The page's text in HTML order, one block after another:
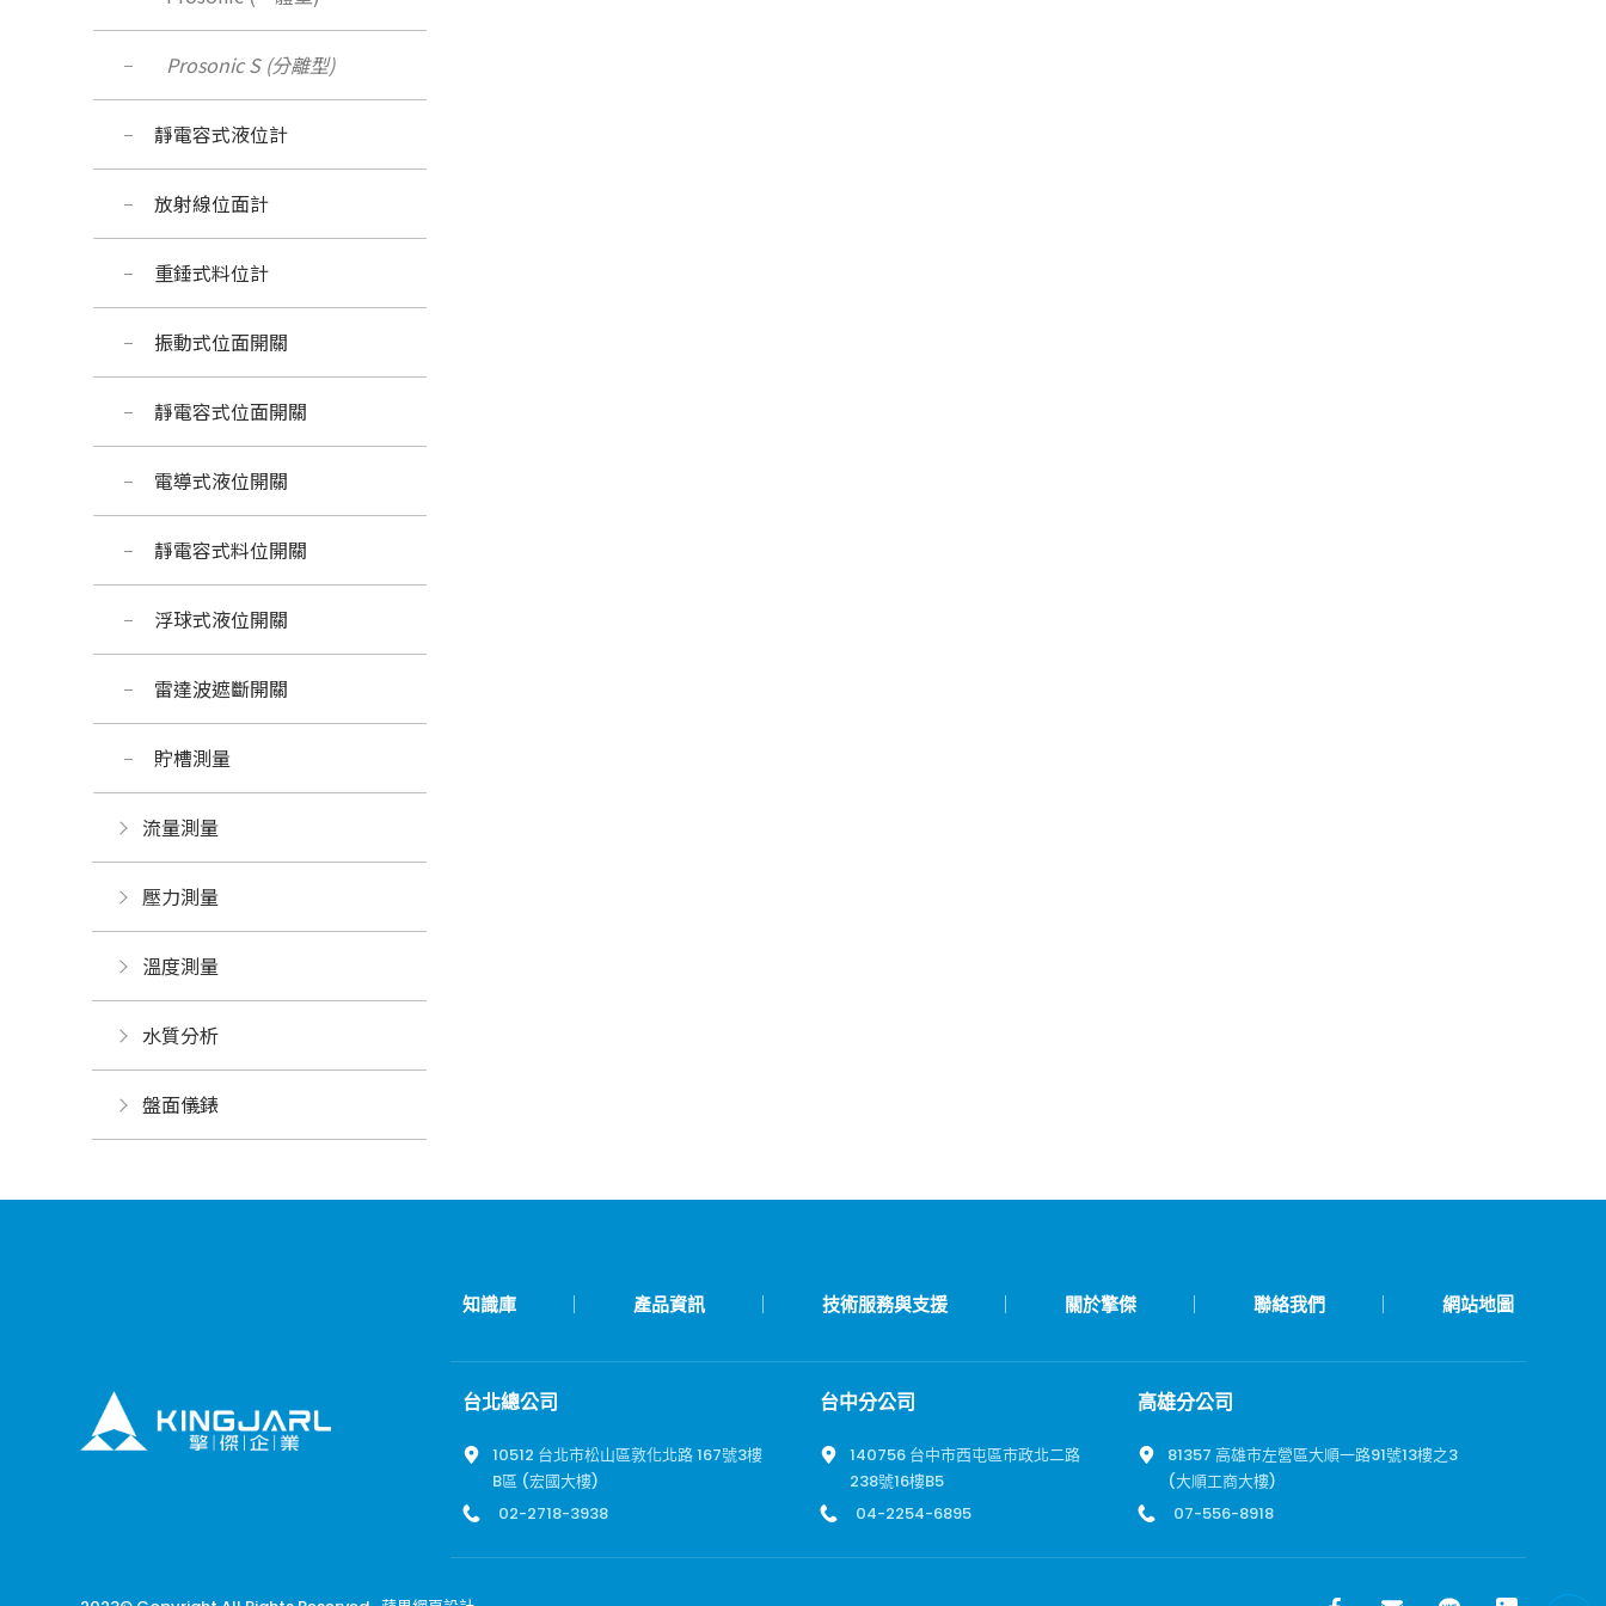
Prosonic S (分離型)
靜電容式液位計
放射線位面計
重錘式料位計
振動式位面開關
靜電容式位面開關
電導式液位開關
靜電容式料位開關
浮球式液位開關
雷達波遮斷開關
貯槽測量
流量測量
壓力測量
溫度測量
水質分析
盤面儀錶
知識庫 產品資訊 技術服務與支援 關於擎傑 聯絡我們 網站地圖
台北總公司
10512 台北市松山區敦化北路 167號3樓
B區 (宏國大樓)
02-2718-3938
台中分公司
140756 台中市西屯區市政北二路
238號16樓B5
04-2254-6895
高雄分公司
81357 高雄市左營區大順一路91號13樓之3
(大順工商大樓)
07-556-8918